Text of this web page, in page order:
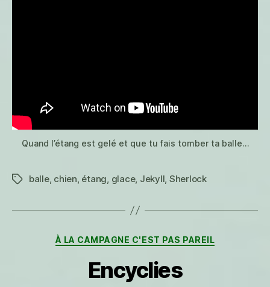
Quand l’étang est gelé et que tu fais tomber ta balle…
Étiquettes
balle, chien, étang, glace, Jekyll, Sherlock
Catégories
À LA CAMPAGNE C'EST PAS PAREIL
Encyclies